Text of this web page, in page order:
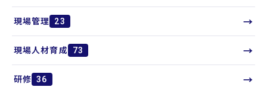
現場管理 23 →
現場人材育成 73 →
研修 36 →